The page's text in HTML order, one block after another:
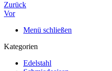
Zurück
Vor
Menü schließen
Kategorien
Edelstahl